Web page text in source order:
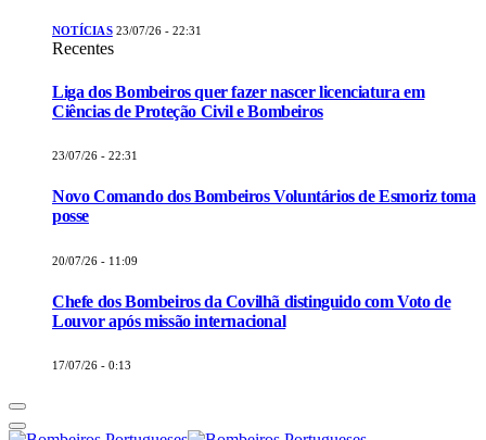
NOTÍCIAS 23/07/26 - 22:31
Recentes
Liga dos Bombeiros quer fazer nascer licenciatura em
Ciências de Proteção Civil e Bombeiros
23/07/26 - 22:31
Novo Comando dos Bombeiros Voluntários de Esmoriz toma
posse
20/07/26 - 11:09
Chefe dos Bombeiros da Covilhã distinguido com Voto de
Louvor após missão internacional
17/07/26 - 0:13